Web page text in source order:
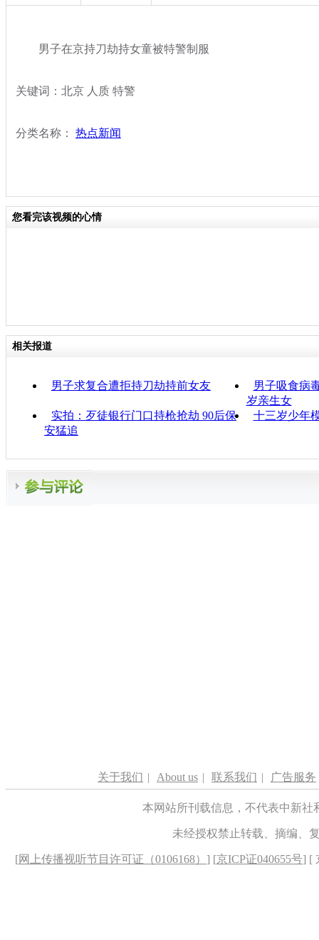
男子在京持刀劫持女童被特警制服
关键词：北京 人质 特警
分类名称： 热点新闻
您看完该视频的心情
相关报道
男子求复合遭拒持刀劫持前女友
男子吸食病
岁亲生女
实拍：歹徒银行门口持枪抢劫 90后保
安猛追
十三岁少年
关于我们 | About us | 联系我们 | 广告服务
本网站所刊载信息，不代表中新
未经授权禁止转载、摘编、
[网上传播视听节目许可证（0106168） ] [京ICP证040655号] [